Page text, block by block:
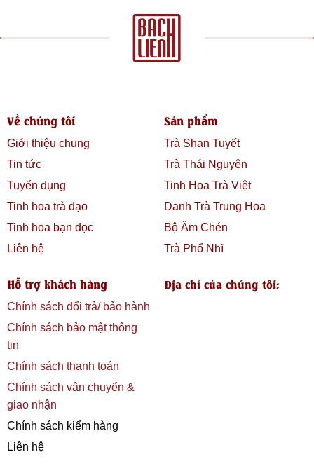
Về chúng tôi
Giới thiệu chung
Tin tức
Tuyển dụng
Tinh hoa trà đạo
Tinh hoa bạn đọc
Liên hệ
Sản phẩm
Trà Shan Tuyết
Trà Thái Nguyên
Tinh Hoa Trà Việt
Danh Trà Trung Hoa
Bộ Ấm Chén
Trà Phổ Nhĩ
Hỗ trợ khách hàng
Chính sách đổi trả/ bảo hành
Chính sách bảo mật thông
tin
Chính sách thanh toán
Chính sách vận chuyển &
giao nhận
Chính sách kiểm hàng
Liên hệ
Địa chỉ của chúng tôi: